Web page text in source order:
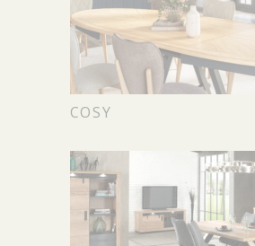
COSY